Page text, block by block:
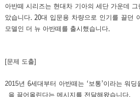
아반떼 시리즈는 현대차 기아의 세단 가운데
았습니다 . 20대 입문용 차량으로 인기를 끌던
모델인 더 뉴 아반떼를 출시했습니다
[문제 도출]
2015년 6세대부터 아반떼는 ‘ 보통’이라는 워딩
을 끌어올린다는 메시지를 전달해왔습니다.